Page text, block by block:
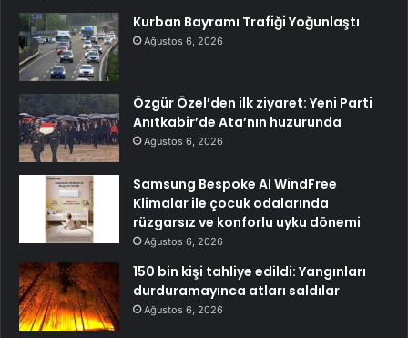
Kurban Bayramı Trafiği Yoğunlaştı
Ağustos 6, 2026
Özgür Özel’den ilk ziyaret: Yeni Parti
Anıtkabir’de Ata’nın huzurunda
Ağustos 6, 2026
Samsung Bespoke AI WindFree
Klimalar ile çocuk odalarında
rüzgarsız ve konforlu uyku dönemi
Ağustos 6, 2026
150 bin kişi tahliye edildi: Yangınları
durduramayınca atları saldılar
Ağustos 6, 2026